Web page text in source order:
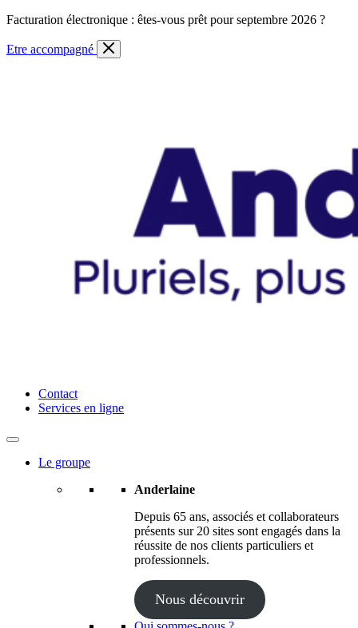
Skip
content
Facturation électronique : êtes-vous prêt pour septembre 2026 ?
Etre accompagné
Anderlaine | Conseil – Expert comptable – Avocat – Audit
Contact
Services en ligne
Le groupe
Anderlaine
Depuis 65 ans, associés et collaborateurs
présents sur 20 sites sont engagés dans la
réussite de nos clients particuliers et
professionnels.
Nous découvrir